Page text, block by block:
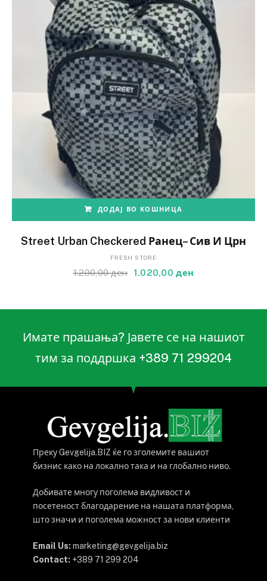
ДОДАЈ ВО КОШНИЦА
Street Urban Checkered Ранец– Сив И Црн
FRESH STORE
1.200,00ден 1.020,00ден
Имате прашања? Јавете се на нашиот
тим за поддршка +389 71 299204
Преку Gevgelija.BIZ ќе го зголемите вашиот
бизнис како на локално така и на глобално ниво.
Добивате многу поголема видливост и
посетеност благодарение на нашата платформа,
што значи и поголема можност за нови клиенти
Email Us: marketing@gevgelija.biz
Contact: +389 71 299 204